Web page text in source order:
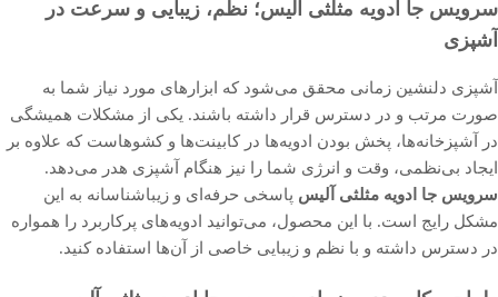
سرویس جا ادویه مثلثی آلیس؛ نظم، زیبایی و سرعت در
آشپزی
آشپزی دلنشین زمانی محقق می‌شود که ابزارهای مورد نیاز شما به
صورت مرتب و در دسترس قرار داشته باشند. یکی از مشکلات همیشگی
در آشپزخانه‌ها، پخش بودن ادویه‌ها در کابینت‌ها و کشوهاست که علاوه بر
ایجاد بی‌نظمی، وقت و انرژی شما را نیز هنگام آشپزی هدر می‌دهد.
سرویس جا ادویه مثلثی آلیس پاسخی حرفه‌ای و زیباشناسانه به این
مشکل رایج است. با این محصول، می‌توانید ادویه‌های پرکاربرد را همواره
در دسترس داشته و با نظم و زیبایی خاصی از آن‌ها استفاده کنید.